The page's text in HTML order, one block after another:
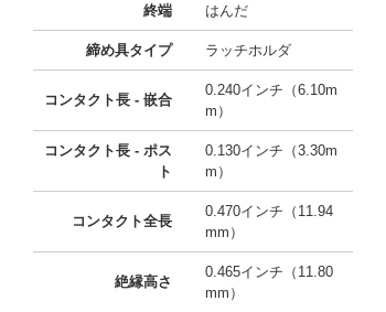
終端 はんだ
締め具タイプ ラッチホルダ
コンタクト長 - 嵌合
0.240インチ（6.10m
m）
コンタクト長 - ポス
ト
0.130インチ（3.30m
m）
コンタクト全長
0.470インチ（11.94
mm）
絶縁高さ
0.465インチ（11.80
mm）